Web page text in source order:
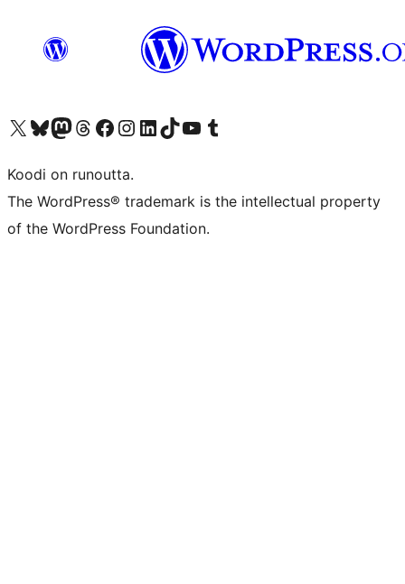
Visit our X (formerly Twitter) account
Visit our Bluesky account
Visit our Mastodon account
Visit our Threads account
Visit our Facebook page
Visit our Instagram account
Visit our LinkedIn account
Visit our TikTok account
Näytä YouTube-kanava
Visit our Tumblr account
Koodi on runoutta.
The WordPress® trademark is the intellectual property
of the WordPress Foundation.